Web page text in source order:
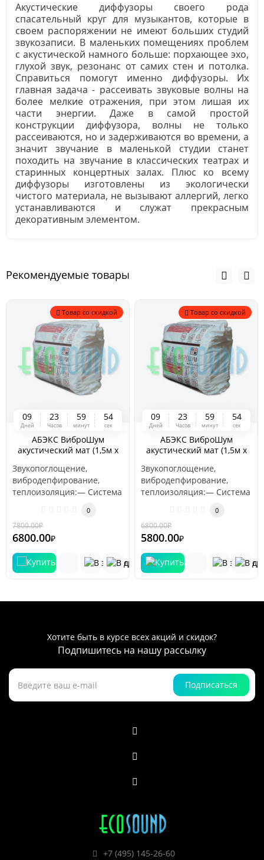
Акустические диффузоры своего рода
спасательный круг для музыкантов, которые в
своем распоряжении не имеют больших студий
звукозаписи. В маленьких помещениях проблем
с акустической намного больше: порхающее эхо,
глухой звук, резонанс от самих стен и потолка.
Справиться помогут именно диффузоры. Их
главная задача - рассеивать звуковые волны на
более мелкие отражения, при этом лишая их
части энергии. Даже в самой простой
конструкции диффузора, волны не только
рассеиваются, но и задерживаются во времени, а
значит звучание в маленькой студии станет
походить на звучание в классических театрах и
старинных концертных залах. Плюс ко всему
диффузоры изготовлены из экологически
чистого материала, не вызывают аллергий, легко
устанавливаются и служат прекрасным
декоративным элементом.
Рекомендуемые товары
Товар со скидкой
09
Дней
23
Часов
59
минут
54
сек
АБЭКС ВиброШум
акустический мат (1,5м х
Звукопоглощение,
вибродепфирование,
теплоизоляция:— Система
0
7800.00₽
6800.00₽
Товар со скидкой
09
Дней
23
Часов
59
минут
54
сек
АБЭКС ВиброШум
акустический мат (1,5м х
Звукопоглощение,
вибродепфирование,
теплоизоляция:— Система
0
6800.00₽
5800.00₽
Хотите быть в курсе всех акций и скидок?
Подпишитесь на нашу рассылку
Подписаться
+7 (495) 145-26-60